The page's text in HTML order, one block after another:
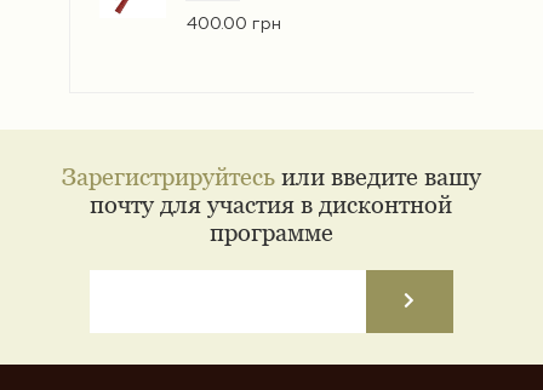
400.00 грн
Зарегистрируйтесьили введите вашу
почту для участия в дисконтной
программе